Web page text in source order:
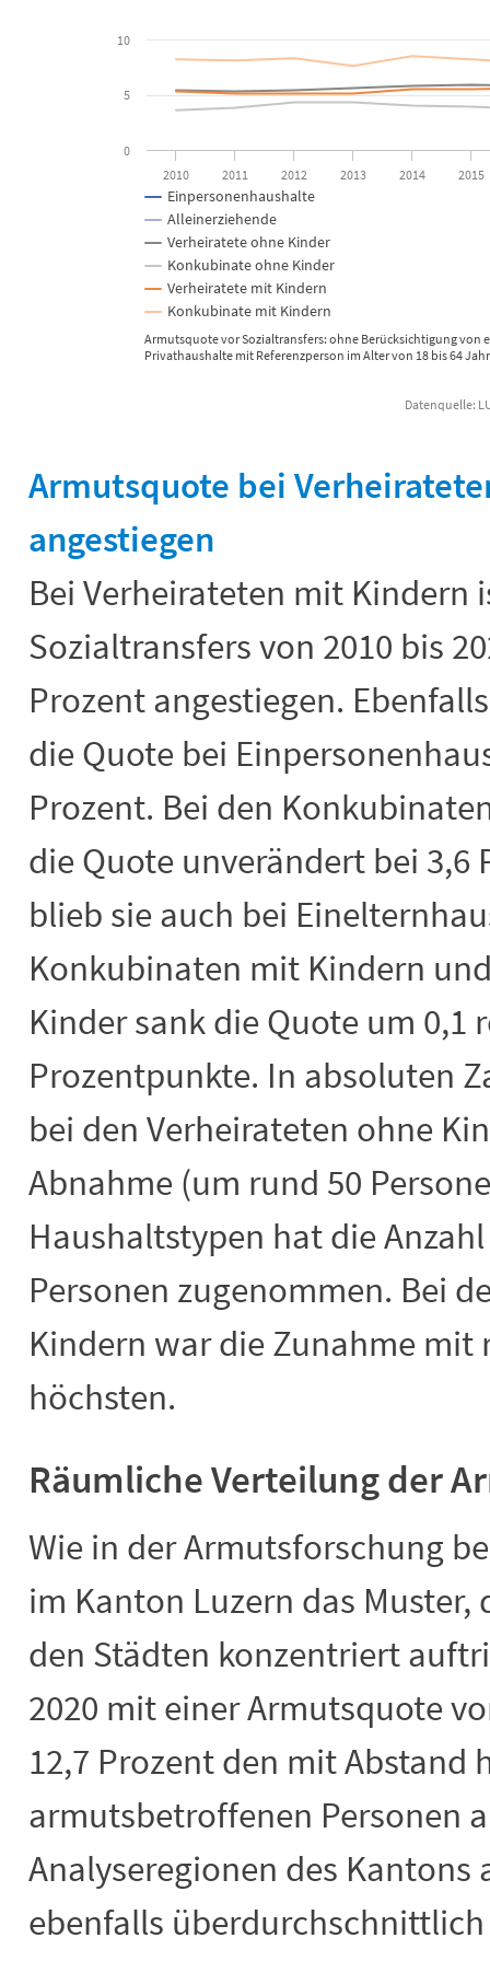
Armutsquote vor Sozialtransfers: ohne Berücksichtigung
Privathaushalte mit Referenzperson im Alter von 18 bis 64
Einpersonenhaushalte
Alleinerziehende
Verheiratete ohne Kinder
Konkubinate ohne Kinder
Verheiratete mit Kindern
Konkubinate mit Kindern
2010 2011 2012 2013 2014 2015
0
5
10
Armutsquote bei
angestiegen
Bei Verheirateten mit Kindern
Sozialtransfers von 2010 bis
Prozent angestiegen.
die Quote bei
Prozent. Bei den
die Quote unverändert bei 3,6
blieb sie auch bei
Konkubinaten mit Kindern
Kinder sank die Quote um 0,1
Prozentpunkte. In absoluten
bei den Verheirateten ohne
Abnahme (um rund 50
Haushaltstypen hat die
Personen zugenommen. Bei
Kindern war die Zunahme mit
höchsten.
Räumliche Verteilung der
Wie in der Armutsforschung
im Kanton Luzern das
den Städten konzentriert
2020 mit einer Armutsquote
12,7 Prozent den mit Abstand
armutsbetroffenen Personen
Analyseregionen des Kantons
ebenfalls